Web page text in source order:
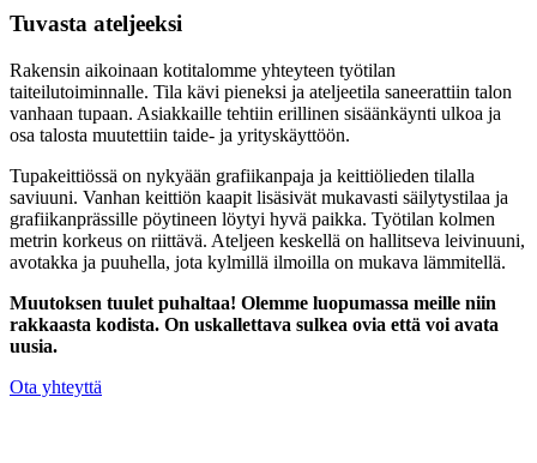
Tuvasta ateljeeksi
Rakensin aikoinaan kotitalomme yhteyteen työtilan
taiteilutoiminnalle. Tila kävi pieneksi ja ateljeetila saneerattiin talon
vanhaan tupaan. Asiakkaille tehtiin erillinen sisäänkäynti ulkoa ja
osa talosta muutettiin taide- ja yrityskäyttöön.
Tupakeittiössä on nykyään grafiikanpaja ja keittiölieden tilalla
saviuuni. Vanhan keittiön kaapit lisäsivät mukavasti säilytystilaa ja
grafiikanprässille pöytineen löytyi hyvä paikka. Työtilan kolmen
metrin korkeus on riittävä. Ateljeen keskellä on hallitseva leivinuuni,
avotakka ja puuhella, jota kylmillä ilmoilla on mukava lämmitellä.
Muutoksen tuulet puhaltaa! Olemme luopumassa meille niin
rakkaasta kodista. On uskallettava sulkea ovia että voi avata
uusia.
Ota yhteyttä